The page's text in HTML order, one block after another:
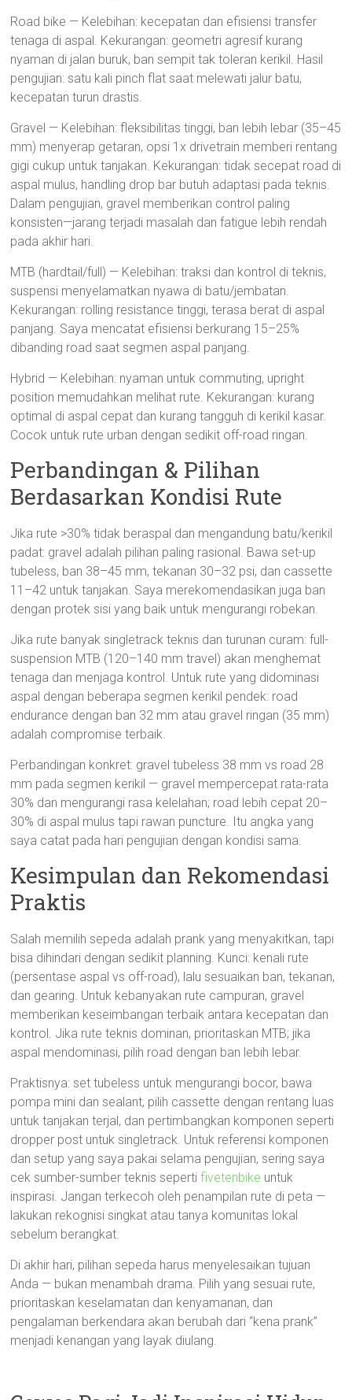
Road bike — Kelebihan: kecepatan dan efisiensi transfer
tenaga di aspal. Kekurangan: geometri agresif kurang
nyaman di jalan buruk, ban sempit tak toleran kerikil. Hasil
pengujian: satu kali pinch flat saat melewati jalur batu,
kecepatan turun drastis.
Gravel — Kelebihan: fleksibilitas tinggi, ban lebih lebar (35–45
mm) menyerap getaran, opsi 1x drivetrain memberi rentang
gigi cukup untuk tanjakan. Kekurangan: tidak secepat road di
aspal mulus, handling drop bar butuh adaptasi pada teknis.
Dalam pengujian, gravel memberikan control paling
konsisten—jarang terjadi masalah dan fatigue lebih rendah
pada akhir hari.
MTB (hardtail/full) — Kelebihan: traksi dan kontrol di teknis,
suspensi menyelamatkan nyawa di batu/jembatan.
Kekurangan: rolling resistance tinggi, terasa berat di aspal
panjang. Saya mencatat efisiensi berkurang 15–25%
dibanding road saat segmen aspal panjang.
Hybrid — Kelebihan: nyaman untuk commuting, upright
position memudahkan melihat rute. Kekurangan: kurang
optimal di aspal cepat dan kurang tangguh di kerikil kasar.
Cocok untuk rute urban dengan sedikit off-road ringan.
Perbandingan & Pilihan
Berdasarkan Kondisi Rute
Jika rute >30% tidak beraspal dan mengandung batu/kerikil
padat: gravel adalah pilihan paling rasional. Bawa set-up
tubeless, ban 38–45 mm, tekanan 30–32 psi, dan cassette
11–42 untuk tanjakan. Saya merekomendasikan juga ban
dengan protek sisi yang baik untuk mengurangi robekan.
Jika rute banyak singletrack teknis dan turunan curam: full-
suspension MTB (120–140 mm travel) akan menghemat
tenaga dan menjaga kontrol. Untuk rute yang didominasi
aspal dengan beberapa segmen kerikil pendek: road
endurance dengan ban 32 mm atau gravel ringan (35 mm)
adalah compromise terbaik.
Perbandingan konkret: gravel tubeless 38 mm vs road 28
mm pada segmen kerikil — gravel mempercepat rata-rata
30% dan mengurangi rasa kelelahan; road lebih cepat 20–
30% di aspal mulus tapi rawan puncture. Itu angka yang
saya catat pada hari pengujian dengan kondisi sama.
Kesimpulan dan Rekomendasi
Praktis
Salah memilih sepeda adalah prank yang menyakitkan, tapi
bisa dihindari dengan sedikit planning. Kunci: kenali rute
(persentase aspal vs off-road), lalu sesuaikan ban, tekanan,
dan gearing. Untuk kebanyakan rute campuran, gravel
memberikan keseimbangan terbaik antara kecepatan dan
kontrol. Jika rute teknis dominan, prioritaskan MTB; jika
aspal mendominasi, pilih road dengan ban lebih lebar.
Praktisnya: set tubeless untuk mengurangi bocor, bawa
pompa mini dan sealant, pilih cassette dengan rentang luas
untuk tanjakan terjal, dan pertimbangkan komponen seperti
dropper post untuk singletrack. Untuk referensi komponen
dan setup yang saya pakai selama pengujian, sering saya
cek sumber-sumber teknis sepertifivetenbike untuk
inspirasi. Jangan terkecoh oleh penampilan rute di peta —
lakukan rekognisi singkat atau tanya komunitas lokal
sebelum berangkat.
Di akhir hari, pilihan sepeda harus menyelesaikan tujuan
Anda — bukan menambah drama. Pilih yang sesuai rute,
prioritaskan keselamatan dan kenyamanan, dan
pengalaman berkendara akan berubah dari “kena prank”
menjadi kenangan yang layak diulang.